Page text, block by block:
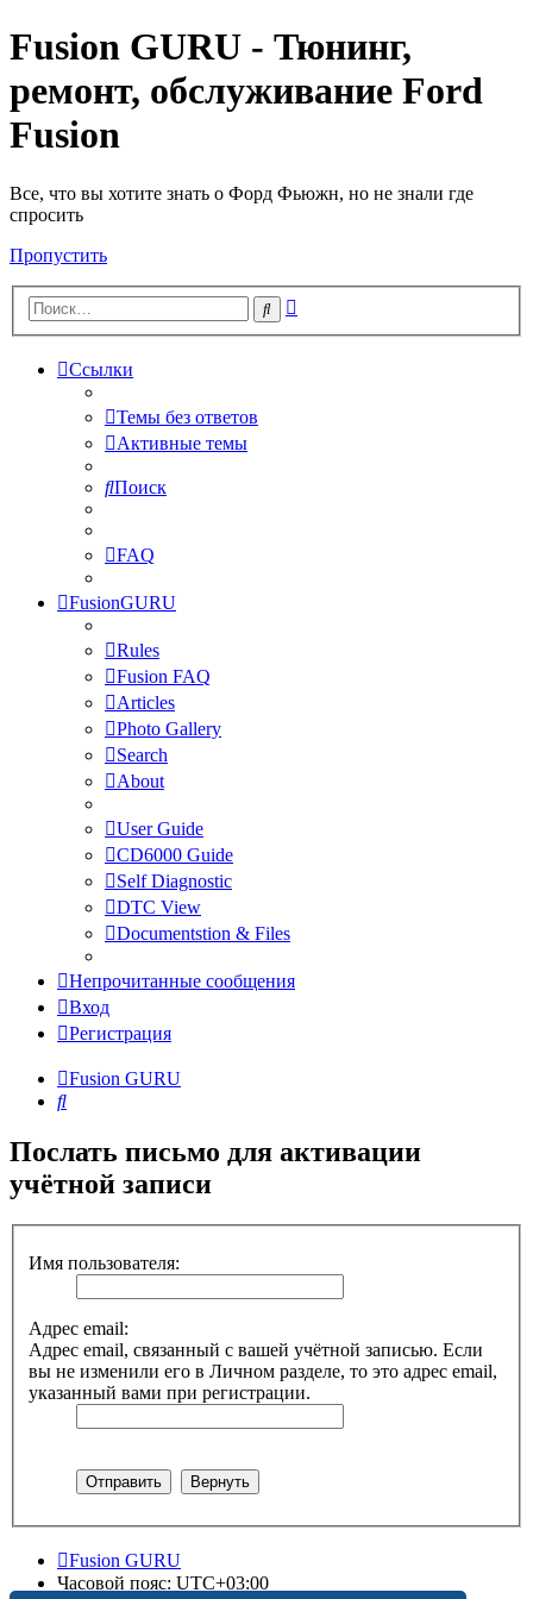
Fusion GURU - Тюнинг,
ремонт, обслуживание Ford
Fusion
Все, что вы хотите знать о Форд Фьюжн, но не знали где
спросить
Пропустить
Поиск
Ссылки
Темы без ответов
Активные темы
Поиск
FAQ
FusionGURU
Rules
Fusion FAQ
Articles
Photo Gallery
Search
About
User Guide
CD6000 Guide
Self Diagnostic
DTC View
Documentstion & Files
Непрочитанные сообщения
Вход
Регистрация
Fusion GURU
Поиск
Послать письмо для активации
учётной записи
Имя пользователя:
Адрес email:
Адрес email, связанный с вашей учётной записью. Если
вы не изменили его в Личном разделе, то это адрес email,
указанный вами при регистрации.
Fusion GURU
Часовой пояс: UTC+03:00